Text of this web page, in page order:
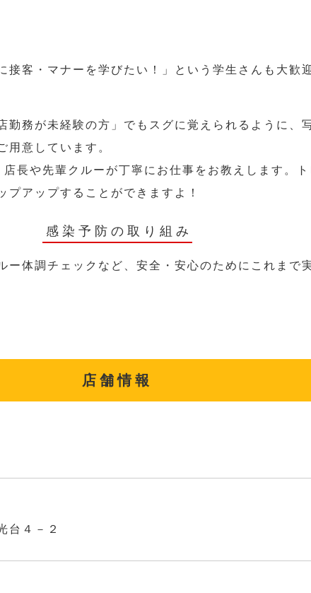
接客・マナーを学びたい！」という学生さんも大歓迎
勤務が未経験の方」でもスグに覚えられるように、
用意しています。
長や先輩クルーが丁寧にお仕事をお教えします。
アップすることができますよ！
感染予防の取り組み
ー体調チェックなど、安全・安心のためにこれまで
店舗情報
台４－２